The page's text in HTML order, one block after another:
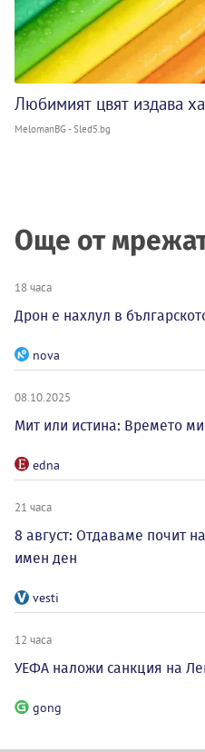
Любимият цвят издава
MelomanBG - Sled5.bg
Още от
18 часа
Дрон е нахлул в
nova
08.10.2025
Мит или истина: Времето
edna
21 часа
8 август: Отдаваме почит
имен ден
vesti
12 часа
УЕФА наложи санкция на
gong